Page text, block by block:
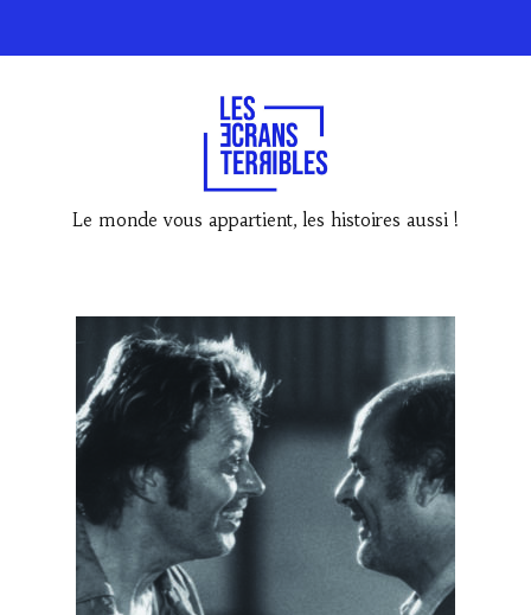
Le monde vous appartient, les histoires aussi !